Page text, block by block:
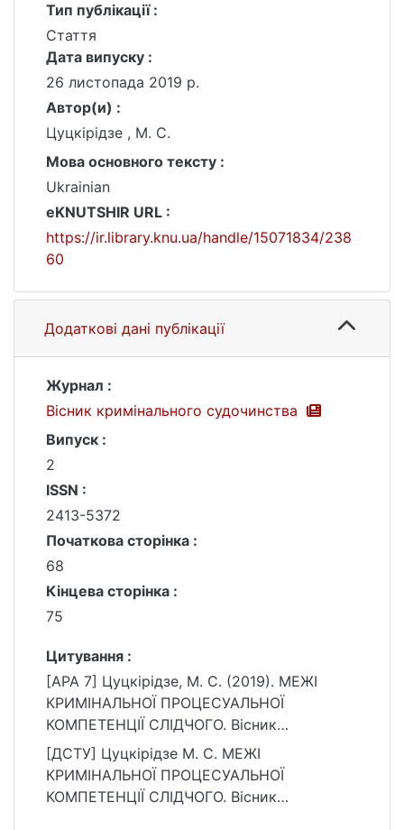
Тип публікації :
Стаття
Дата випуску :
26 листопада 2019 р.
Автор(и) :
Цуцкірідзе , М. С.
Мова основного тексту :
Ukrainian
eKNUTSHIR URL :
https://ir.library.knu.ua/handle/15071834/238
60
Додаткові дані публікації
Журнал :
Вісник кримінального судочинства
Випуск :
2
ISSN :
2413-5372
Початкова сторінка :
68
Кінцева сторінка :
75
Цитування :
[APA 7] Цуцкірідзе, М. С. (2019). МЕЖІ
КРИМІНАЛЬНОЇ ПРОЦЕСУАЛЬНОЇ
КОМПЕТЕНЦІЇ СЛІДЧОГО. Вісник
кримінального судочинства, (2), 68–75.
https://ir.library.knu.ua/handle/15071834/238
60
[ДСТУ] Цуцкірідзе М. С. МЕЖІ
КРИМІНАЛЬНОЇ ПРОЦЕСУАЛЬНОЇ
КОМПЕТЕНЦІЇ СЛІДЧОГО. Вісник